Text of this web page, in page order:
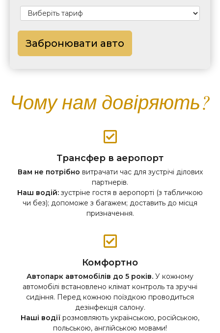
Забронювати авто
Чому нам довіряють?
Трансфер в аеропорт
Вам не потрібно витрачати час для зустрічі ділових
партнерів.
Наш водій: зустріне гостя в аеропорті (з табличкою
чи без); допоможе з багажем; доставить до місця
призначення.
Комфортно
Автопарк автомобілів до 5 років. У кожному
автомобілі встановлено клімат контроль та зручні
сидіння. Перед кожною поїздкою проводиться
дезінфекція салону.
Наші водії розмовляють українською, російською,
польською, англійською мовами!